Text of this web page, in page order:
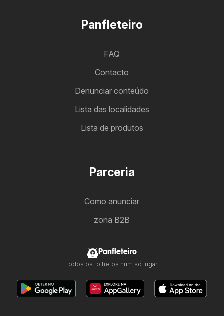
Panfleteiro
FAQ
Contacto
Denunciar conteúdo
Lista das localidades
Lista de produtos
Parceria
Como anunciar
zona B2B
Panfleteiro
Todos os folhetos num só lugar.